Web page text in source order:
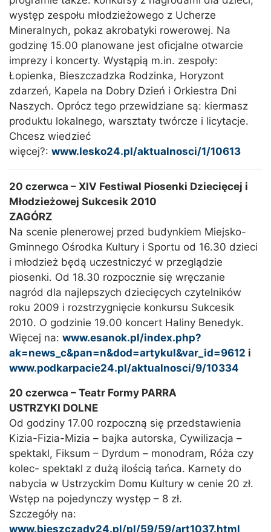
występ zespołu młodzieżowego z Ucherze
Mineralnych, pokaz akrobatyki rowerowej. Na
godzinę 15.00 planowane jest oficjalne otwarcie
imprezy i koncerty. Wystąpią m.in. zespoły:
Łopienka, Bieszczadzka Rodzinka, Horyzont
zdarzeń, Kapela na Dobry Dzień i Orkiestra Dni
Naszych. Oprócz tego przewidziane są: kiermasz
produktu lokalnego, warsztaty twórcze i licytacje.
Chcesz wiedzieć
więcej?: www.lesko24.pl/aktualnosci/1/10613
20 czerwca – XIV Festiwal Piosenki Dziecięcej i
Młodzieżowej Sukcesik 2010
ZAGÓRZ
Na scenie plenerowej przed budynkiem Miejsko-
Gminnego Ośrodka Kultury i Sportu od 16.30 dzieci
i młodzież będą uczestniczyć w przeglądzie
piosenki. Od 18.30 rozpocznie się wręczanie
nagród dla najlepszych dziecięcych czytelników
roku 2009 i rozstrzygnięcie konkursu Sukcesik
2010. O godzinie 19.00 koncert Haliny Benedyk.
Więcej na: www.esanok.pl/index.php?
ak=news_c&pan=n&dod=artykul&var_id=9612 i
www.podkarpacie24.pl/aktualnosci/9/10334
20 czerwca – Teatr Formy PARRA
USTRZYKI DOLNE
Od godziny 17.00 rozpoczną się przedstawienia
Kizia-Fizia-Mizia – bajka autorska, Cywilizacja –
spektakl, Fiksum – Dyrdum – monodram, Róża czy
kolec- spektakl z dużą ilością tańca. Karnety do
nabycia w Ustrzyckim Domu Kultury w cenie 20 zł.
Wstęp na pojedynczy występ – 8 zł.
Szczegóły na:
www.bieszczady24.pl/pl/59/59/art1037.html